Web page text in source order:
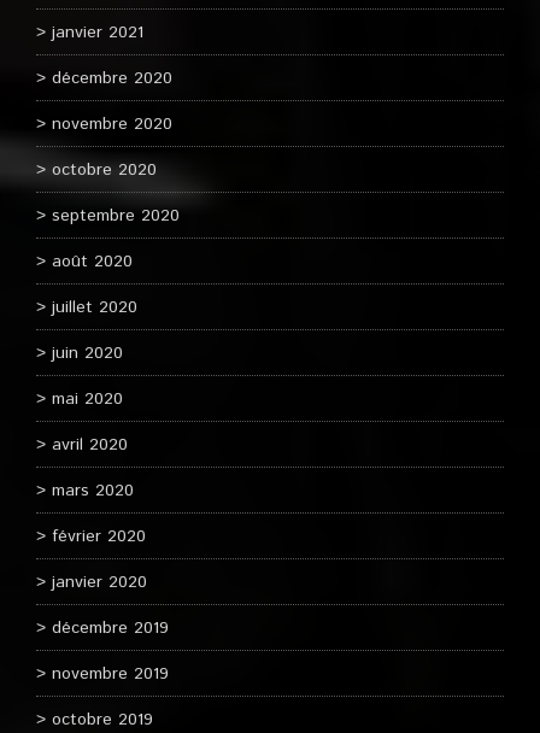
janvier 2021
décembre 2020
novembre 2020
octobre 2020
septembre 2020
août 2020
juillet 2020
juin 2020
mai 2020
avril 2020
mars 2020
février 2020
janvier 2020
décembre 2019
novembre 2019
octobre 2019